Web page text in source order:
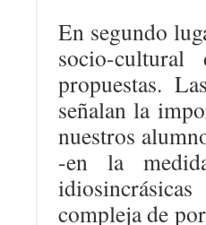
En segundo
socio-
propuestas.
señalan la
nuestros
-en la
compleja de